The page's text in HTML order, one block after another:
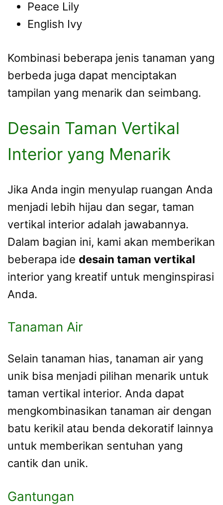
Peace Lily
English Ivy
Kombinasi beberapa jenis tanaman yang
berbeda juga dapat menciptakan
tampilan yang menarik dan seimbang.
Desain Taman Vertikal
Interior yang Menarik
Jika Anda ingin menyulap ruangan Anda
menjadi lebih hijau dan segar, taman
vertikal interior adalah jawabannya.
Dalam bagian ini, kami akan memberikan
beberapa ide desain taman vertikal
interior yang kreatif untuk menginspirasi
Anda.
Tanaman Air
Selain tanaman hias, tanaman air yang
unik bisa menjadi pilihan menarik untuk
taman vertikal interior. Anda dapat
mengkombinasikan tanaman air dengan
batu kerikil atau benda dekoratif lainnya
untuk memberikan sentuhan yang
cantik dan unik.
Gantungan